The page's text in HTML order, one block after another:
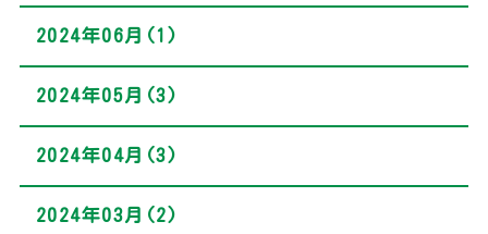
2024年06月(1)
2024年05月(3)
2024年04月(3)
2024年03月(2)